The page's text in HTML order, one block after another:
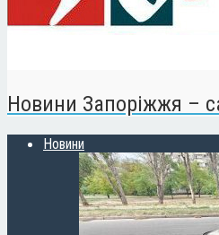
Новини Запоріжжя –
Новини